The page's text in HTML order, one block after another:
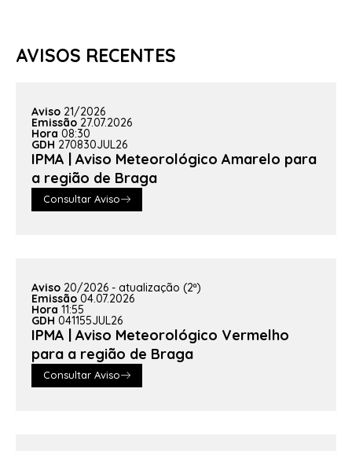
AVISOS RECENTES
Aviso 21/2026
Emissão 27.07.2026
Hora 08:30
GDH 270830JUL26
IPMA | Aviso Meteorológico Amarelo para
a região de Braga
Consultar Aviso
Aviso 20/2026 - atualização (2ª)
Emissão 04.07.2026
Hora 11:55
GDH 041155JUL26
IPMA | Aviso Meteorológico Vermelho
para a região de Braga
Consultar Aviso